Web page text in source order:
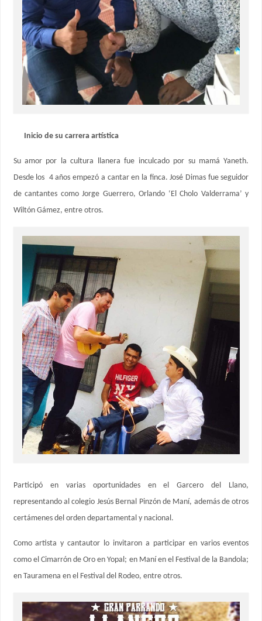
Inicio de su carrera artística
Su amor por la cultura llanera fue inculcado por su mamá Yaneth.
Desde los 4 años empezó a cantar en la finca. José Dimas fue seguidor
de cantantes como Jorge Guerrero, Orlando ‘El Cholo Valderrama’ y
Wiltón Gámez, entre otros.
Participó en varias oportunidades en el Garcero del Llano,
representando al colegio Jesús Bernal Pinzón de Maní, además de otros
certámenes del orden departamental y nacional.
Como artista y cantautor lo invitaron a participar en varios eventos
como el Cimarrón de Oro en Yopal; en Maní en el Festival de la Bandola;
en Tauramena en el Festival del Rodeo, entre otros.